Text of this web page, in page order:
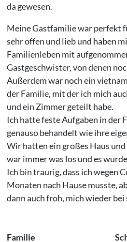
da gewesen.
Meine Gastfamilie war perfekt
sehr offen und lieb und haben
Familienleben mit
Gastgeschwister, von denen
Außerdem war noch ein
der Familie, mit der ich mich
und ein Zimmer geteilt habe.
Ich hatte feste Aufgaben in der
genauso behandelt wie ihre
Wir hatten ein großes Haus
war immer was los und es
Ich bin traurig, dass ich wegen
Monaten nach Hause musste,
dann auch froh, mich wieder bei
Familie